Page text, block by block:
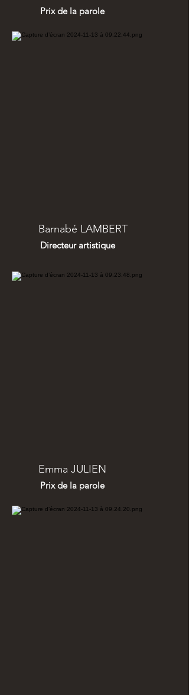
Prix de la parole
Barnabé LAMBERT
Directeur artistique
Emma JULIEN
Prix de la parole